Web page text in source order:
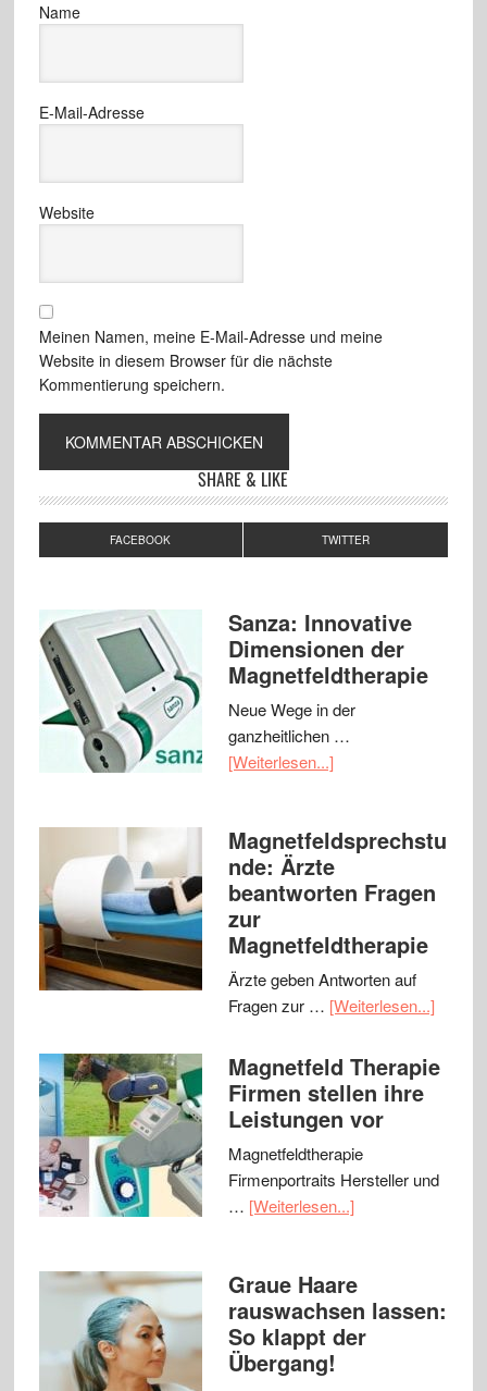
Name
E-Mail-Adresse
Website
Meinen Namen, meine E-Mail-Adresse und meine
Website in diesem Browser für die nächste
Kommentierung speichern.
SHARE & LIKE
FACEBOOK TWITTER
Sanza: Innovative
Dimensionen der
Magnetfeldtherapie
Neue Wege in der
ganzheitlichen …
[Weiterlesen...]
Magnetfeldsprechstu
nde: Ärzte
beantworten Fragen
zur
Magnetfeldtherapie
Ärzte geben Antworten auf
Fragen zur … [Weiterlesen...]
Magnetfeld Therapie
Firmen stellen ihre
Leistungen vor
Magnetfeldtherapie
Firmenportraits Hersteller und
… [Weiterlesen...]
Graue Haare
rauswachsen lassen:
So klappt der
Übergang!